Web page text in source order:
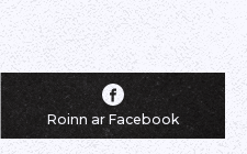
Roinn ar Facebook